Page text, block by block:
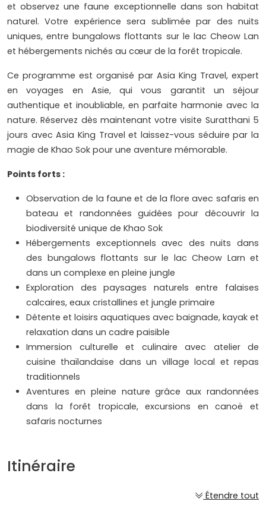
et observez une faune exceptionnelle dans son habitat
naturel. Votre expérience sera sublimée par des nuits
uniques, entre bungalows flottants sur le lac Cheow Lan
et hébergements nichés au cœur de la forêt tropicale.
Ce programme est organisé par Asia King Travel, expert
en voyages en Asie, qui vous garantit un séjour
authentique et inoubliable, en parfaite harmonie avec la
nature. Réservez dès maintenant votre visite Suratthani 5
jours avec Asia King Travel et laissez-vous séduire par la
magie de Khao Sok pour une aventure mémorable.
Points forts :
Observation de la faune et de la flore avec safaris en
bateau et randonnées guidées pour découvrir la
biodiversité unique de Khao Sok
Hébergements exceptionnels avec des nuits dans
des bungalows flottants sur le lac Cheow Larn et
dans un complexe en pleine jungle
Exploration des paysages naturels entre falaises
calcaires, eaux cristallines et jungle primaire
Détente et loisirs aquatiques avec baignade, kayak et
relaxation dans un cadre paisible
Immersion culturelle et culinaire avec atelier de
cuisine thaïlandaise dans un village local et repas
traditionnels
Aventures en pleine nature grâce aux randonnées
dans la forêt tropicale, excursions en canoë et
safaris nocturnes
Itinéraire
Étendre tout